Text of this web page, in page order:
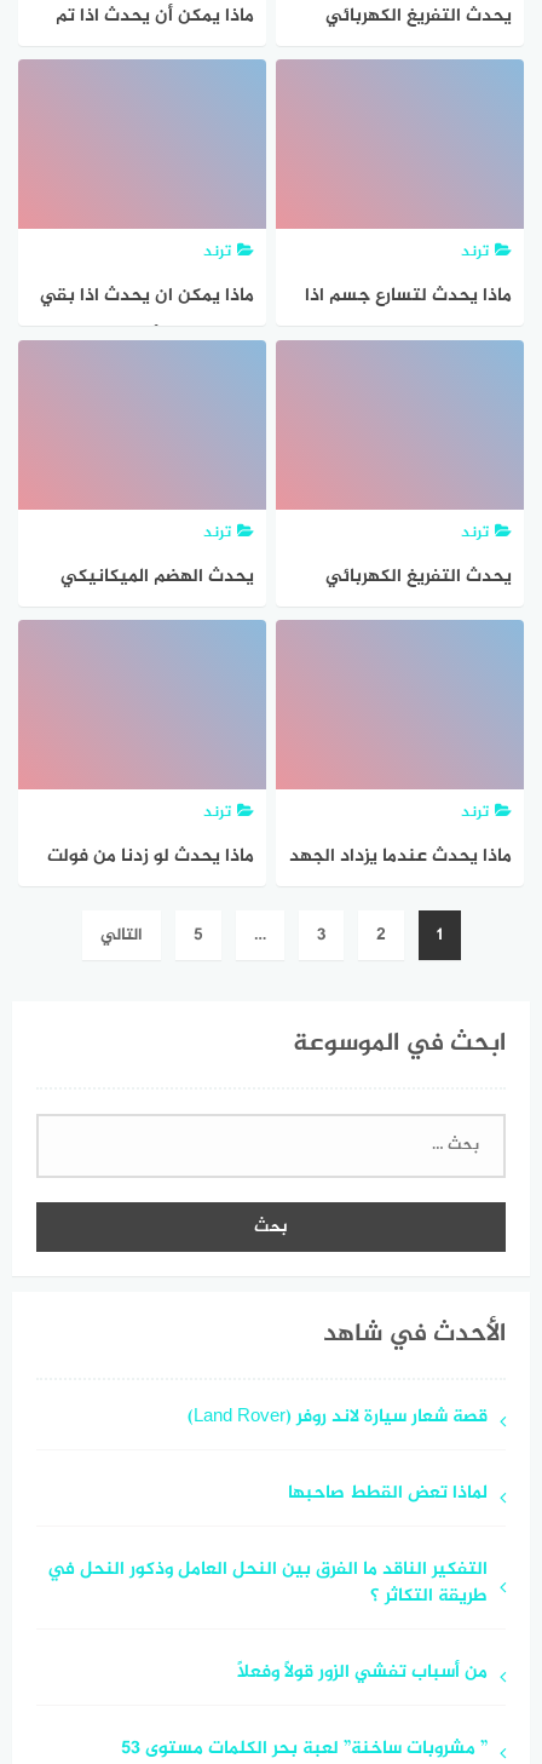
يحدث التفريغ الكهربائي
نتيجة انتقال الشحنات
ماذا يمكن أن يحدث اذا تم
تبريد الحيز الذي يتم فيه
ترند
ماذا يحدث لتسارع جسم اذا
ضاعفنا كلاَ من كتلته والقوة
ترند
ماذا يمكن ان يحدث اذا بقي
حجم الارض الأولية صغيراَ جدا
ترند
يحدث التفريغ الكهربائي
نتيجة انتقال الشحنات
ترند
يحدث الهضم الميكانيكي
للغذاء في،
ترند
ماذا يحدث عندما يزداد الجهد
ترند
ماذا يحدث لو زدنا من فولت
المقالات
1
2
3
…
5 التالي
ابحث في الموسوعة
البحث
الأحدث في شاهد
قصة شعار سيارة لاند روفر (Land Rover)
لماذا تعض القطط صاحبها
التفكير الناقد ما الفرق بين النحل العامل وذكور النحل في
طريقة التكاثر ؟
من أسباب تفشي الزور قولاً وفعلاً
” مشروبات ساخنة” لعبة بحر الكلمات مستوى 53